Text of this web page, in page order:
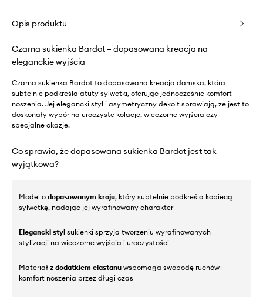
Opis produktu
Czarna sukienka Bardot – dopasowana kreacja na
eleganckie wyjścia
Czarna sukienka Bardot to dopasowana kreacja damska, która
subtelnie podkreśla atuty sylwetki, oferując jednocześnie komfort
noszenia. Jej elegancki styl i asymetryczny dekolt sprawiają, że jest to
doskonały wybór na uroczyste kolacje, wieczorne wyjścia czy
specjalne okazje.
Co sprawia, że dopasowana sukienka Bardot jest tak
wyjątkowa?
Model o dopasowanym kroju, który subtelnie podkreśla kobiecą
sylwetkę, nadając jej wyrafinowany charakter
Elegancki styl sukienki sprzyja tworzeniu wyrafinowanych
stylizacji na wieczorne wyjścia i uroczystości
Materiał z dodatkiem elastanu wspomaga swobodę ruchów i
komfort noszenia przez długi czas